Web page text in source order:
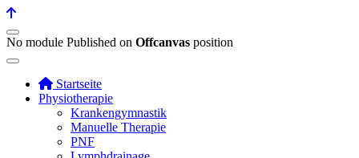
No module Published on Offcanvas position
Startseite
Physiotherapie
Krankengymnastik
Manuelle Therapie
PNF